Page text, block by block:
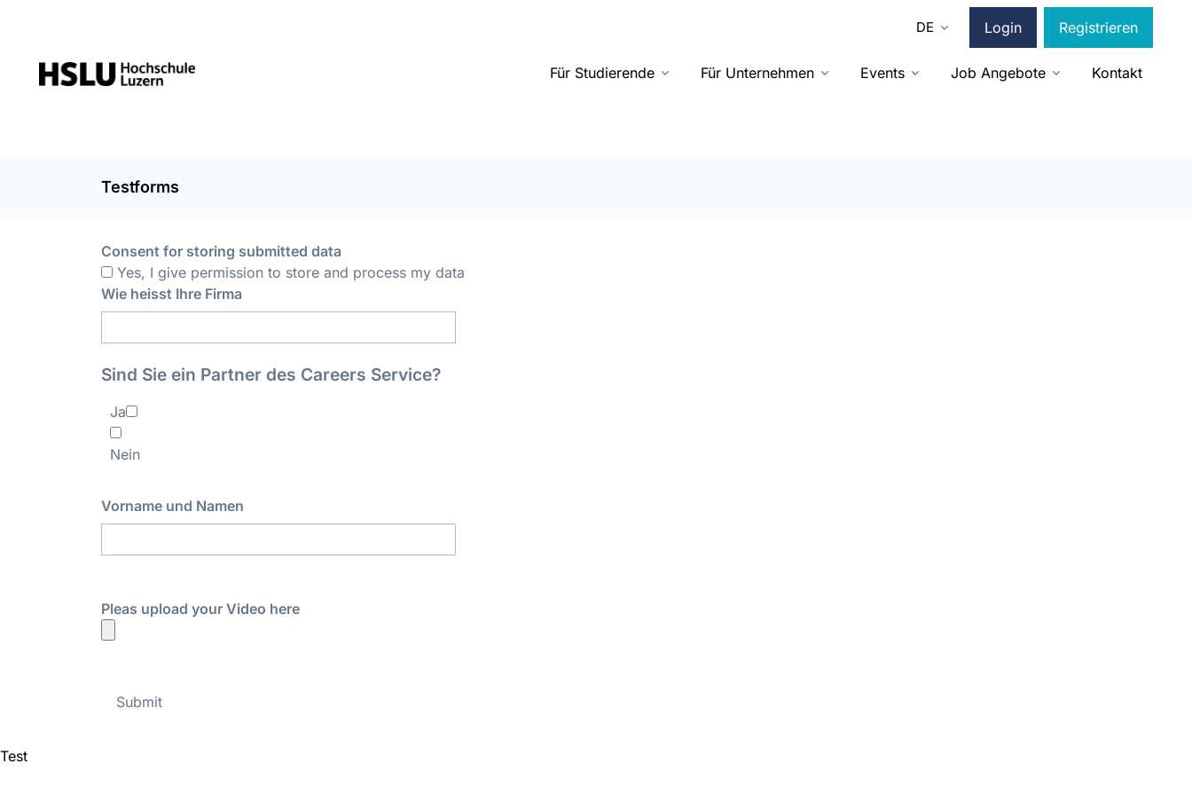
DE Login Registrieren
Für Studierende Für Unternehmen Events Job Angebote Kontakt
Testforms
Consent for storing submitted data
Yes, I give permission to store and process my data
Wie heisst Ihre Firma
Sind Sie ein Partner des Careers Service?
Ja
Nein
Vorname und Namen
Pleas upload your Video here
Test